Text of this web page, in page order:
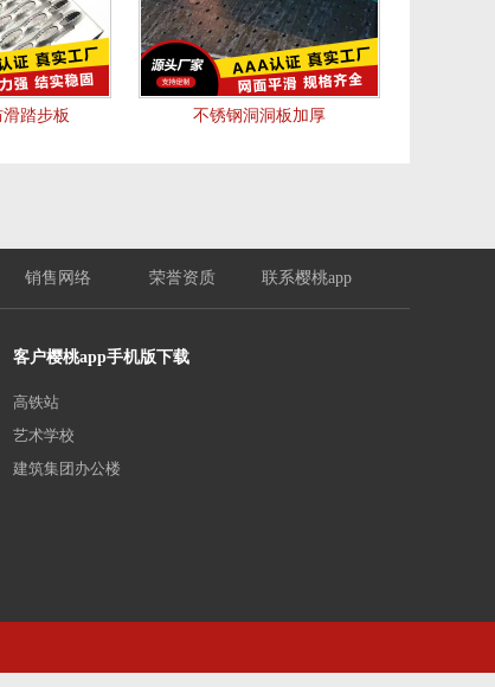
踏步板 不锈钢洞洞板加厚
销售网络 荣誉资质 联系樱桃app
客户樱桃app手机版下载
高铁站
艺术学校
建筑集团办公楼